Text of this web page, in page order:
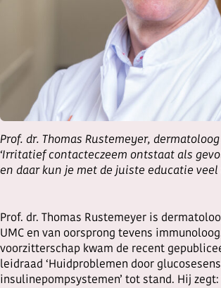
Prof. dr. Thomas Rustemeyer,
‘Irritatief contacteczeem ontstaat als
en daar kun je met de juiste educatie veel
Prof. dr. Thomas Rustemeyer is
UMC en van oorsprong tevens
voorzitterschap kwam de recent
leidraad ‘Huidproblemen door
insulinepompsystemen’ tot stand. Hij zegt: